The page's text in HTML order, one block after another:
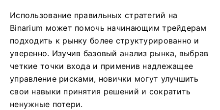
Использование правильных стратегий на
Binarium может помочь начинающим трейдерам
подходить к рынку более структурированно и
уверенно. Изучив базовый анализ рынка, выбрав
четкие точки входа и применив надлежащее
управление рисками, новички могут улучшить
свои навыки принятия решений и сократить
ненужные потери.